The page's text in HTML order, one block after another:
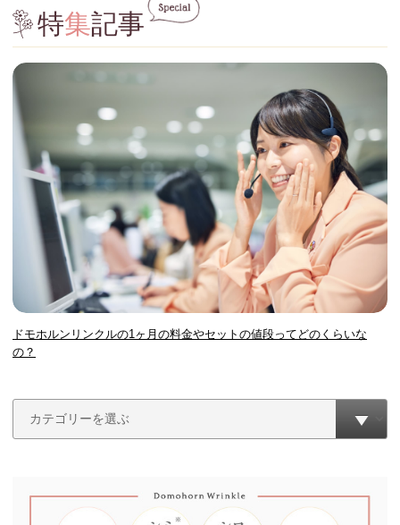
特集記事
ドモホルンリンクルの1ヶ月の料金やセットの値段ってどのくらいな
の？